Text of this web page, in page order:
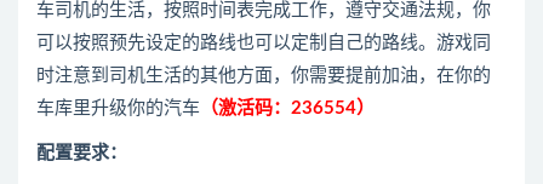
车司机的生活，按照时间表完成工作，遵守交通法规，你
可以按照预先设定的路线也可以定制自己的路线。游戏同
时注意到司机生活的其他方面，你需要提前加油，在你的
车库里升级你的汽车 （激活码：236554）
配置要求：